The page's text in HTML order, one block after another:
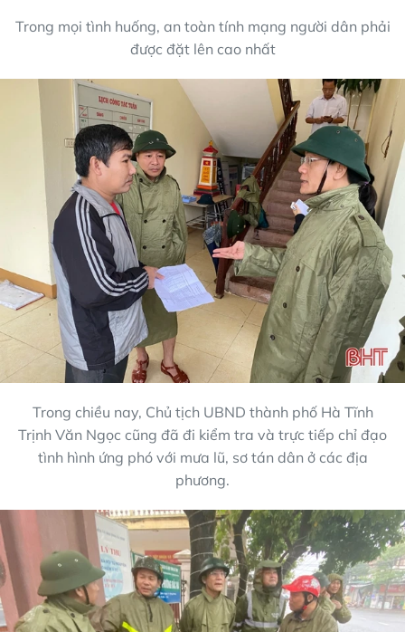
Trong mọi tình huống, an toàn tính mạng người dân phải
được đặt lên cao nhất
Trong chiều nay, Chủ tịch UBND thành phố Hà Tĩnh
Trịnh Văn Ngọc cũng đã đi kiểm tra và trực tiếp chỉ đạo
tình hình ứng phó với mưa lũ, sơ tán dân ở các địa
phương.